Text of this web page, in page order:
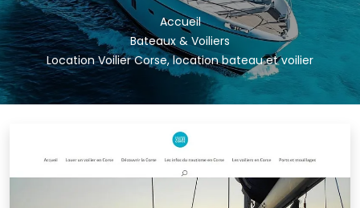
Accueil
Bateaux & Voiliers
Location Voilier Corse, location bateau et voilier